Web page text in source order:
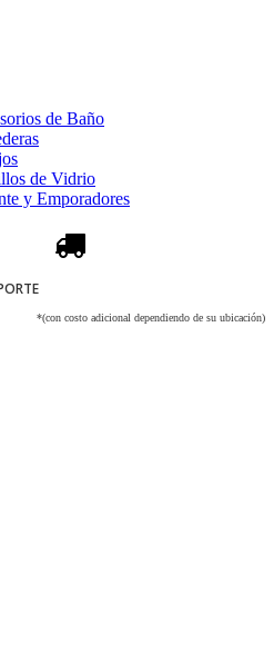
de Baño
de Vidrio
y Emporadores
*(con costo adicional dependiendo de su ubicación)